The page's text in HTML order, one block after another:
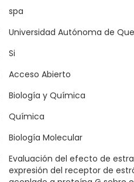
spa
Universidad Autónoma de
Si
Acceso Abierto
Biología y Química
Química
Biología Molecular
Evaluación del efecto de
expresión del receptor de